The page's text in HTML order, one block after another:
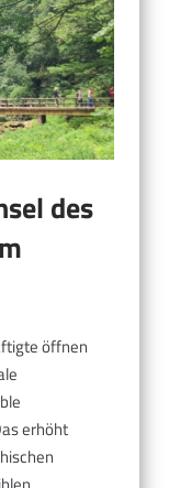
des
öffnen
erhöht